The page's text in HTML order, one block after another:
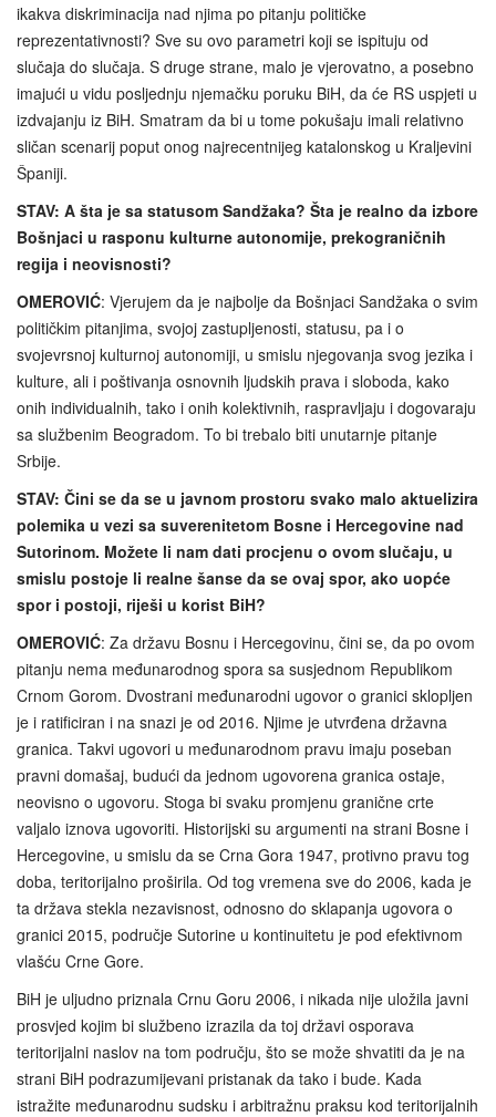
ikakva diskriminacija nad njima po pitanju političke
reprezentativnosti? Sve su ovo parametri koji se ispituju od
slučaja do slučaja. S druge strane, malo je vjerovatno, a posebno
imajući u vidu posljednju njemačku poruku BiH, da će RS uspjeti u
izdvajanju iz BiH. Smatram da bi u tome pokušaju imali relativno
sličan scenarij poput onog najrecentnijeg katalonskog u Kraljevini
Španiji.
STAV: A šta je sa statusom Sandžaka? Šta je realno da izbore
Bošnjaci u rasponu kulturne autonomije, prekograničnih
regija i neovisnosti?
OMEROVIĆ: Vjerujem da je najbolje da Bošnjaci Sandžaka o svim
političkim pitanjima, svojoj zastupljenosti, statusu, pa i o
svojevrsnoj kulturnoj autonomiji, u smislu njegovanja svog jezika i
kulture, ali i poštivanja osnovnih ljudskih prava i sloboda, kako
onih individualnih, tako i onih kolektivnih, raspravljaju i dogovaraju
sa službenim Beogradom. To bi trebalo biti unutarnje pitanje
Srbije.
STAV: Čini se da se u javnom prostoru svako malo aktuelizira
polemika u vezi sa suverenitetom Bosne i Hercegovine nad
Sutorinom. Možete li nam dati procjenu o ovom slučaju, u
smislu postoje li realne šanse da se ovaj spor, ako uopće
spor i postoji, riješi u korist BiH?
OMEROVIĆ: Za državu Bosnu i Hercegovinu, čini se, da po ovom
pitanju nema međunarodnog spora sa susjednom Republikom
Crnom Gorom. Dvostrani međunarodni ugovor o granici sklopljen
je i ratificiran i na snazi je od 2016. Njime je utvrđena državna
granica. Takvi ugovori u međunarodnom pravu imaju poseban
pravni domašaj, budući da jednom ugovorena granica ostaje,
neovisno o ugovoru. Stoga bi svaku promjenu granične crte
valjalo iznova ugovoriti. Historijski su argumenti na strani Bosne i
Hercegovine, u smislu da se Crna Gora 1947, protivno pravu tog
doba, teritorijalno proširila. Od tog vremena sve do 2006, kada je
ta država stekla nezavisnost, odnosno do sklapanja ugovora o
granici 2015, područje Sutorine u kontinuitetu je pod efektivnom
vlašću Crne Gore.
BiH je uljudno priznala Crnu Goru 2006, i nikada nije uložila javni
prosvjed kojim bi službeno izrazila da toj državi osporava
teritorijalni naslov na tom području, što se može shvatiti da je na
strani BiH podrazumijevani pristanak da tako i bude. Kada
istražite međunarodnu sudsku i arbitražnu praksu kod teritorijalnih